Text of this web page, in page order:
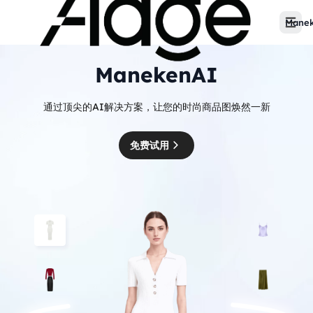
ManekenAI
通过顶尖的AI解决方案，让您的时尚商品图焕然一新
免费试用